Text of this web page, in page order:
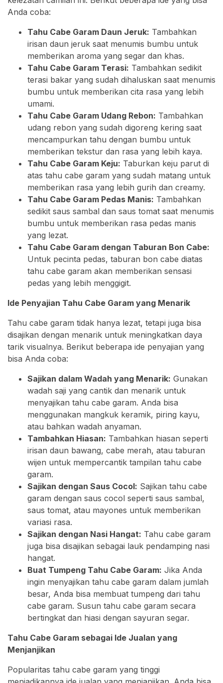
Anda coba:
Tahu Cabe Garam Daun Jeruk: Tambahkan
irisan daun jeruk saat menumis bumbu untuk
memberikan aroma yang segar dan khas.
Tahu Cabe Garam Terasi: Tambahkan sedikit
terasi bakar yang sudah dihaluskan saat menumis
bumbu untuk memberikan cita rasa yang lebih
umami.
Tahu Cabe Garam Udang Rebon: Tambahkan
udang rebon yang sudah digoreng kering saat
mencampurkan tahu dengan bumbu untuk
memberikan tekstur dan rasa yang lebih kaya.
Tahu Cabe Garam Keju: Taburkan keju parut di
atas tahu cabe garam yang sudah matang untuk
memberikan rasa yang lebih gurih dan creamy.
Tahu Cabe Garam Pedas Manis: Tambahkan
sedikit saus sambal dan saus tomat saat menumis
bumbu untuk memberikan rasa pedas manis
yang lezat.
Tahu Cabe Garam dengan Taburan Bon Cabe:
Untuk pecinta pedas, taburan bon cabe diatas
tahu cabe garam akan memberikan sensasi
pedas yang lebih menggigit.
Ide Penyajian Tahu Cabe Garam yang Menarik
Tahu cabe garam tidak hanya lezat, tetapi juga bisa
disajikan dengan menarik untuk meningkatkan daya
tarik visualnya. Berikut beberapa ide penyajian yang
bisa Anda coba:
Sajikan dalam Wadah yang Menarik: Gunakan
wadah saji yang cantik dan menarik untuk
menyajikan tahu cabe garam. Anda bisa
menggunakan mangkuk keramik, piring kayu,
atau bahkan wadah anyaman.
Tambahkan Hiasan: Tambahkan hiasan seperti
irisan daun bawang, cabe merah, atau taburan
wijen untuk mempercantik tampilan tahu cabe
garam.
Sajikan dengan Saus Cocol: Sajikan tahu cabe
garam dengan saus cocol seperti saus sambal,
saus tomat, atau mayones untuk memberikan
variasi rasa.
Sajikan dengan Nasi Hangat: Tahu cabe garam
juga bisa disajikan sebagai lauk pendamping nasi
hangat.
Buat Tumpeng Tahu Cabe Garam: Jika Anda
ingin menyajikan tahu cabe garam dalam jumlah
besar, Anda bisa membuat tumpeng dari tahu
cabe garam. Susun tahu cabe garam secara
bertingkat dan hiasi dengan sayuran segar.
Tahu Cabe Garam sebagai Ide Jualan yang
Menjanjikan
Popularitas tahu cabe garam yang tinggi